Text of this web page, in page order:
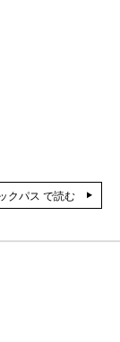
クパス で読む